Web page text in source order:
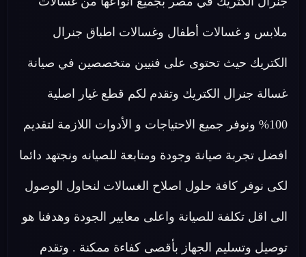
ملابس و غسالات أطفال وغسالات اطباق جنرال
الكتريك حيث تحتوى على فنيين متخصصين في صيانة
غسالة جنرال الكتريك وتقدم لكم قطع غيار اصلية
100% ونوفر جميع الاحتياجات و الأدوات اللازمة لتقديم
افضل تجربة صيانة وجودة ومتابعة للصيانه ونجتهد دائما
لكى نوفر كافة حلول اصلاح الغسالات لنحاول الوصول
الى اقل تكلفة للصيانة واعلى معايير الجودة وهدفنا هو
توصيل وتسليم الجهاز بأقصى كفاءة ممكنة . وتقدم